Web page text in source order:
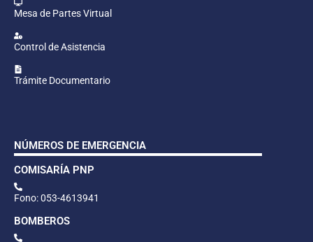
Mesa de Partes Virtual
Control de Asistencia
Trámite Documentario
NÚMEROS DE EMERGENCIA
COMISARÍA PNP
Fono: 053-4613941
BOMBEROS